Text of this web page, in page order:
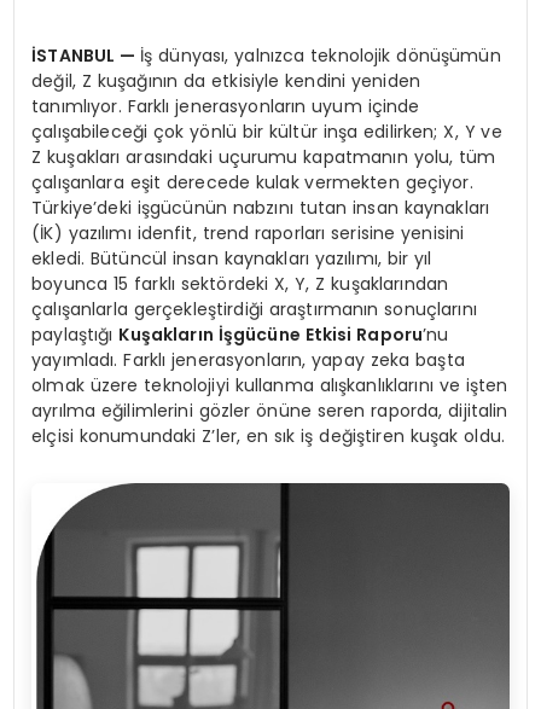
İSTANBUL — İş dünyası, yalnızca teknolojik dönüşümün
değil, Z kuşağının da etkisiyle kendini yeniden
tanımlıyor. Farklı jenerasyonların uyum içinde
çalışabileceği çok yönlü bir kültür inşa edilirken; X, Y ve
Z kuşakları arasındaki uçurumu kapatmanın yolu, tüm
çalışanlara eşit derecede kulak vermekten geçiyor.
Türkiye’deki işgücünün nabzını tutan insan kaynakları
(İK) yazılımı idenfit, trend raporları serisine yenisini
ekledi. Bütüncül insan kaynakları yazılımı, bir yıl
boyunca 15 farklı sektördeki X, Y, Z kuşaklarından
çalışanlarla gerçekleştirdiği araştırmanın sonuçlarını
paylaştığı Kuşakların İşgücüne Etkisi Raporu’nu
yayımladı. Farklı jenerasyonların, yapay zeka başta
olmak üzere teknolojiyi kullanma alışkanlıklarını ve işten
ayrılma eğilimlerini gözler önüne seren raporda, dijitalin
elçisi konumundaki Z’ler, en sık iş değiştiren kuşak oldu.